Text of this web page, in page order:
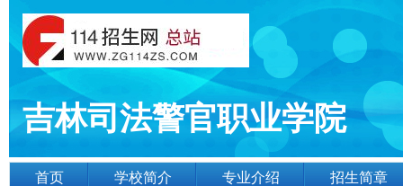
吉林司法警官职业学院
首页 学校简介 专业介绍 招生简章